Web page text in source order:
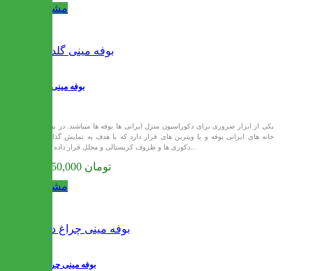
مشاهده
بوفه مینی گلدار
یکی از ابزار ضروری برای دکوراسیون منزل ایرانی ها بوفه ها میباشند. در بیشتر
خانه های ایرانی بوفه و یا ویترین های قرار دارد که با هدف به نمایش گذاشتن
27,750,000 تومان
مشاهده
بوفه مینی چراغ دار